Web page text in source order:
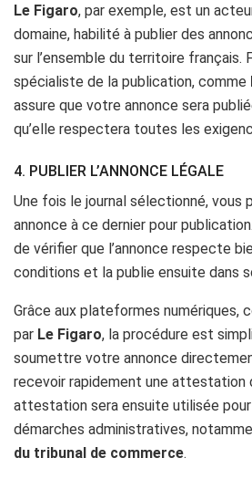
Le Figaro, par exemple, est un
domaine, habilité à publier des
sur l’ensemble du territoire français.
spécialiste de la publication, comme
assure que votre annonce sera
qu’elle respectera toutes les
4. PUBLIER L’ANNONCE LÉGALE
Une fois le journal sélectionné, vous
annonce à ce dernier pour
de vérifier que l’annonce respecte
conditions et la publie ensuite dans
Grâce aux plateformes numériques,
par Le Figaro, la procédure est
soumettre votre annonce
recevoir rapidement une attestation
attestation sera ensuite utilisée
démarches administratives,
du tribunal de commerce.